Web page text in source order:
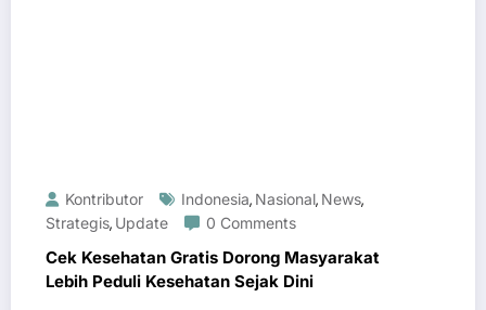
Kontributor Indonesia, Nasional, News,
Strategis, Update 0 Comments
Cek Kesehatan Gratis Dorong Masyarakat
Lebih Peduli Kesehatan Sejak Dini